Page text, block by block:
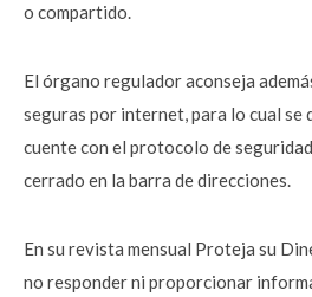
o compartido.
El órgano regulador aconseja
seguras por internet, para lo cual se
cuente con el protocolo de
cerrado en la barra de direcciones.
En su revista mensual Proteja su
no responder ni proporcionar